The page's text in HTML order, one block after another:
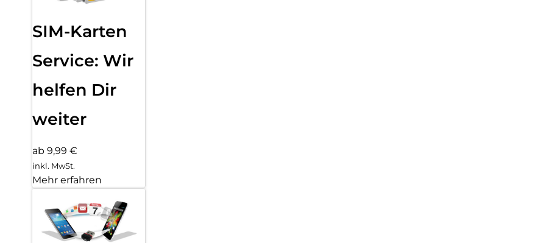
SIM-Karten
Service: Wir
helfen Dir
weiter
ab 9,99 €
inkl. MwSt.
Mehr erfahren